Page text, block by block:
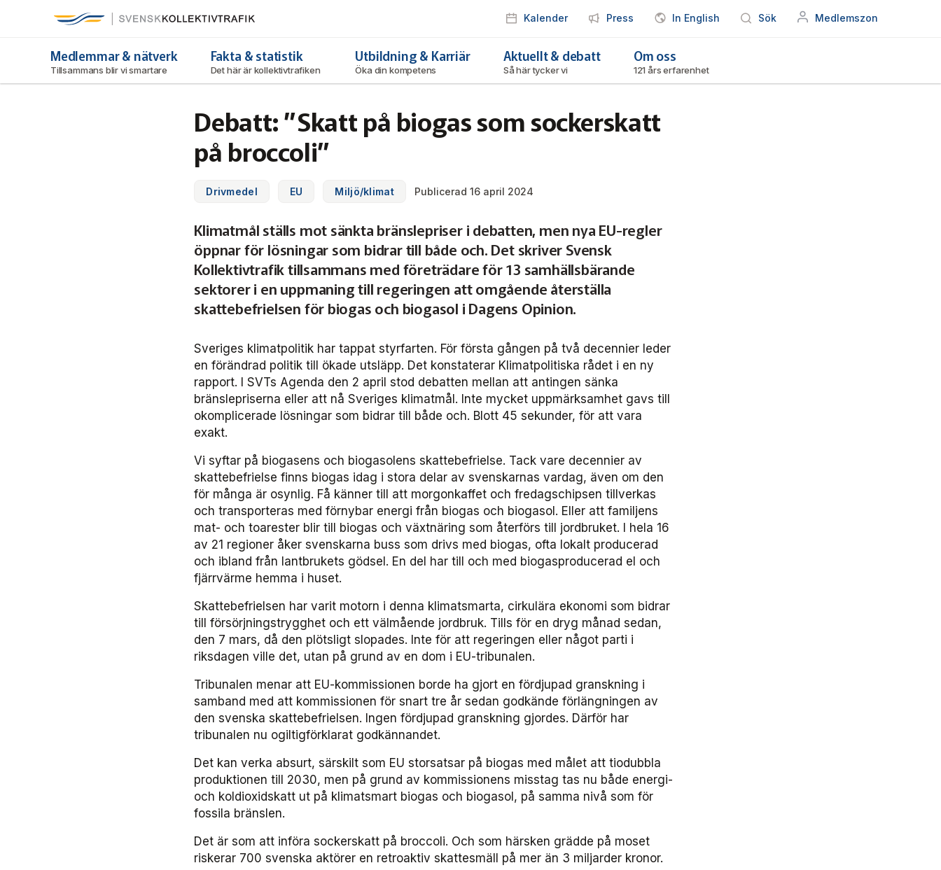
Hoppa
Kalender Press In English Sök Medlemszon
Medlemmar & nätverk
Tillsammans blir vi smartare
Fakta & statistik
Det här är kollektivtrafiken
Utbildning & Karriär
Öka din kompetens
Aktuellt & debatt
Så här tycker vi
Om oss
121 års erfarenhet
Debatt: ”Skatt på biogas som sockerskatt
på broccoli”
Drivmedel EU Miljö/klimat Publicerad 16 april 2024
Klimatmål ställs mot sänkta bränslepriser i debatten, men nya EU-regler
öppnar för lösningar som bidrar till både och. Det skriver Svensk
Kollektivtrafik tillsammans med företrädare för 13 samhällsbärande
sektorer i en uppmaning till regeringen att omgående återställa
skattebefrielsen för biogas och biogasol i Dagens Opinion.
Sveriges klimatpolitik har tappat styrfarten. För första gången på två decennier leder
en förändrad politik till ökade utsläpp. Det konstaterar Klimatpolitiska rådet i en ny
rapport. I SVTs Agenda den 2 april stod debatten mellan att antingen sänka
bränslepriserna eller att nå Sveriges klimatmål. Inte mycket uppmärksamhet gavs till
okomplicerade lösningar som bidrar till både och. Blott 45 sekunder, för att vara
exakt.
Vi syftar på biogasens och biogasolens skattebefrielse. Tack vare decennier av
skattebefrielse finns biogas idag i stora delar av svenskarnas vardag, även om den
för många är osynlig. Få känner till att morgonkaffet och fredagschipsen tillverkas
och transporteras med förnybar energi från biogas och biogasol. Eller att familjens
mat- och toarester blir till biogas och växtnäring som återförs till jordbruket. I hela 16
av 21 regioner åker svenskarna buss som drivs med biogas, ofta lokalt producerad
och ibland från lantbrukets gödsel. En del har till och med biogasproducerad el och
fjärrvärme hemma i huset.
Skattebefrielsen har varit motorn i denna klimatsmarta, cirkulära ekonomi som bidrar
till försörjningstrygghet och ett välmående jordbruk. Tills för en dryg månad sedan,
den 7 mars, då den plötsligt slopades. Inte för att regeringen eller något parti i
riksdagen ville det, utan på grund av en dom i EU-tribunalen.
Tribunalen menar att EU-kommissionen borde ha gjort en fördjupad granskning i
samband med att kommissionen för snart tre år sedan godkände förlängningen av
den svenska skattebefrielsen. Ingen fördjupad granskning gjordes. Därför har
tribunalen nu ogiltigförklarat godkännandet.
Det kan verka absurt, särskilt som EU storsatsar på biogas med målet att tiodubbla
produktionen till 2030, men på grund av kommissionens misstag tas nu både energi-
och koldioxidskatt ut på klimatsmart biogas och biogasol, på samma nivå som för
fossila bränslen.
Det är som att införa sockerskatt på broccoli. Och som härsken grädde på moset
riskerar 700 svenska aktörer en retroaktiv skattesmäll på mer än 3 miljarder kronor.